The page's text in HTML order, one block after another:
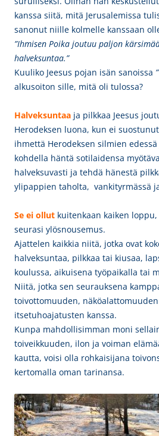
kanssa siitä, mitä Jerusalemissa
sanonut niille kolmelle kanssaan
”Ihmisen Poika joutuu paljon
halveksuntaa.”
Kuuliko Jeesus pojan isän sanoissa
alkusoiton sille, mitä oli tulossa?
Halveksuntaa ja pilkkaa Jeesus
Herodeksen luona, kun ei
ihmettä Herodeksen silmien
kohdella häntä sotilaidensa
halveksuvasti ja tehdä hänestä
ylipappien taholta, vankityrmässä
Se ei ollut kuitenkaan kaiken
seurasi ylösnousemus.
Ajattelen kaikkia niitä, jotka ovat
halveksuntaa, pilkkaa tai kiusaa,
koulussa, aikuisena työpaikalla tai
Niitä, jotka sen seurauksena
toivottomuuden,
itsetuhoajatusten kanssa.
Kunpa mahdollisimman moni
toiveikkuuden, ilon ja voiman
kautta, voisi olla rohkaisijana
kertomalla oman tarinansa.